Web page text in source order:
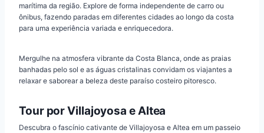
marítima da região. Explore de forma independente de carro ou
ônibus, fazendo paradas em diferentes cidades ao longo da costa
para uma experiência variada e enriquecedora.
Mergulhe na atmosfera vibrante da Costa Blanca, onde as praias
banhadas pelo sol e as águas cristalinas convidam os viajantes a
relaxar e saborear a beleza deste paraíso costeiro pitoresco.
Tour por Villajoyosa e Altea
Descubra o fascínio cativante de Villajoyosa e Altea em um passeio